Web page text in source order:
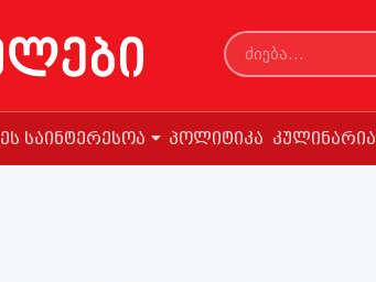
ეს საინტერესოა პოლიტიკა კულინარია